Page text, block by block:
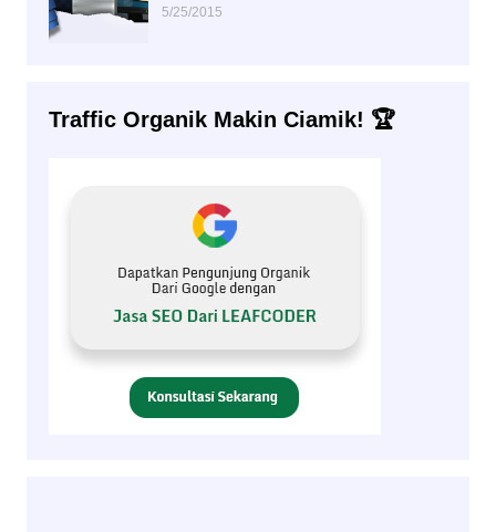
5/25/2015
Traffic Organik Makin Ciamik! 🏆